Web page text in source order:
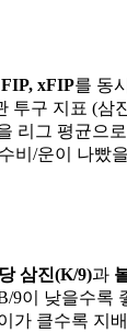
xFIP를 동
투구 지표 (삼
리그 평균으
비/운이 나빴
삼진(K/9)과
9이 낮을수록
가 클수록 지